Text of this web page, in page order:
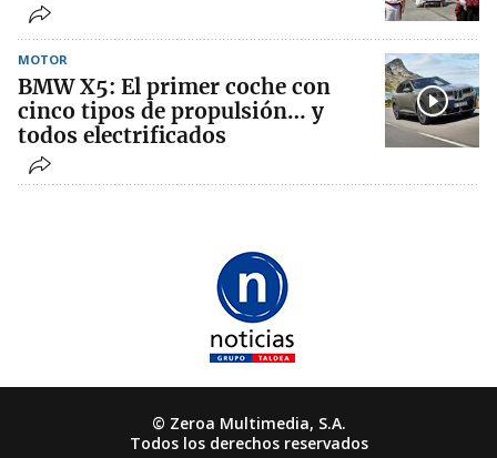
MOTOR
BMW X5: El primer coche con
cinco tipos de propulsión… y
todos electrificados
© Zeroa Multimedia, S.A.
Todos los derechos reservados